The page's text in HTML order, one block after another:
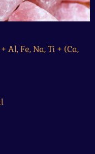
+ Al, Fe, Na, Ti + (Ca,